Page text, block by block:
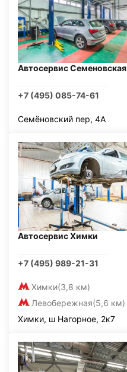
Автосервис Семеновская
+7 (495) 085-74-61
Семёновский пер, 4А
Автосервис Химки
+7 (495) 989-21-31
Химки(3,8 км)
Левобережная(5,6 км)
Химки, ш Нагорное, 2к7